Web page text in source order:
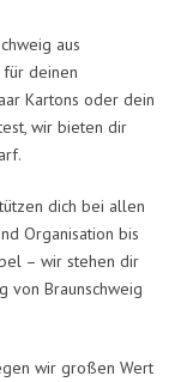
aus
deinen
Kartons oder dein
wir bieten dir
dich bei allen
Organisation bis
– wir stehen dir
von Braunschweig
wir großen Wert